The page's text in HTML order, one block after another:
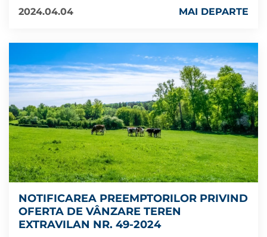
2024.04.04
MAI DEPARTE
NOTIFICAREA PREEMPTORILOR PRIVIND
OFERTA DE VÂNZARE TEREN
EXTRAVILAN NR. 49-2024